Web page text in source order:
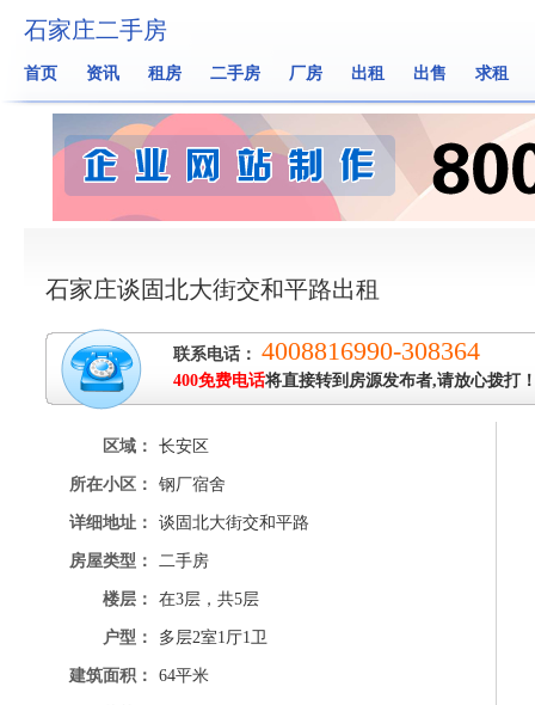
石家庄二手房
首页 资讯 租房 二手房 厂房 出租 出售 求租
石家庄谈固北大街交和平路出租
联系电话： 4008816990-308364
400免费电话将直接转到房源发布者,请放心拨打
区域： 长安区
所在小区： 钢厂宿舍
详细地址： 谈固北大街交和平路
房屋类型： 二手房
楼层： 在3层，共5层
户型： 多层2室1厅1卫
建筑面积： 64平米